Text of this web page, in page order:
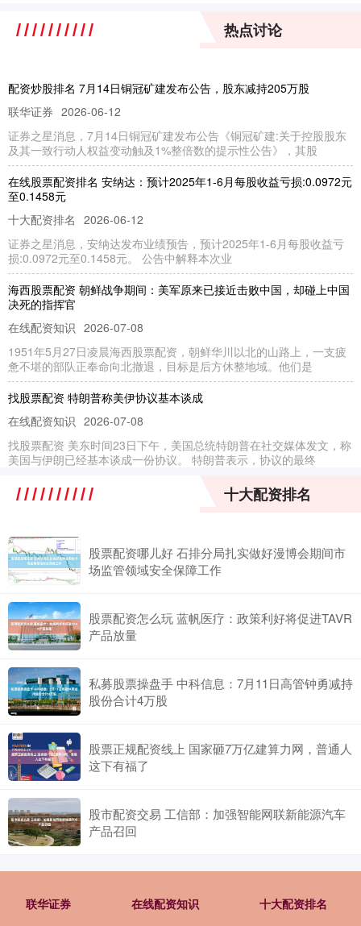
热点讨论
配资炒股排名 7月14日铜冠矿建发布公告，股东减持205万股
联华证券 2026-06-12
证券之星消息，7月14日铜冠矿建发布公告《铜冠矿建:关于控股股东
及其一致行动人权益变动触及1%整倍数的提示性公告》，其股
在线股票配资排名 安纳达：预计2025年1-6月每股收益亏损:0.0972元
至0.1458元
十大配资排名 2026-06-12
证券之星消息，安纳达发布业绩预告，预计2025年1-6月每股收益亏
损:0.0972元至0.1458元。 公告中解释本次业
海西股票配资 朝鲜战争期间：美军原来已接近击败中国，却碰上中国
决死的指挥官
在线配资知识 2026-07-08
1951年5月27日凌晨海西股票配资，朝鲜华川以北的山路上，一支疲
惫不堪的部队正奉命向北撤退，目标是后方休整地域。他们是
找股票配资 特朗普称美伊协议基本谈成
在线配资知识 2026-07-08
找股票配资 美东时间23日下午，美国总统特朗普在社交媒体发文，称
美国与伊朗已经基本谈成一份协议。 特朗普表示，协议的最终
最专业股票配资论坛 蒂娜·斯普拉特太大胆，画出美女人体惊艳一刻，
深深触及心灵深处
最专业股票配资论坛 在英国，有一位女艺术家很喜欢在自己的作品中
描绘女人的形象，她画面中的人物总是出其的安静，而且只有一束
十大配资排名
股票配资哪儿好 石排分局扎实做好漫博会期间市
场监管领域安全保障工作
股票配资怎么玩 蓝帆医疗：政策利好将促进TAVR
产品放量
私募股票操盘手 中科信息：7月11日高管钟勇减持
股份合计4万股
股票正规配资线上 国家砸7万亿建算力网，普通人
这下有福了
股市配资交易 工信部：加强智能网联新能源汽车
产品召回
联华证券 在线配资知识 十大配资排名